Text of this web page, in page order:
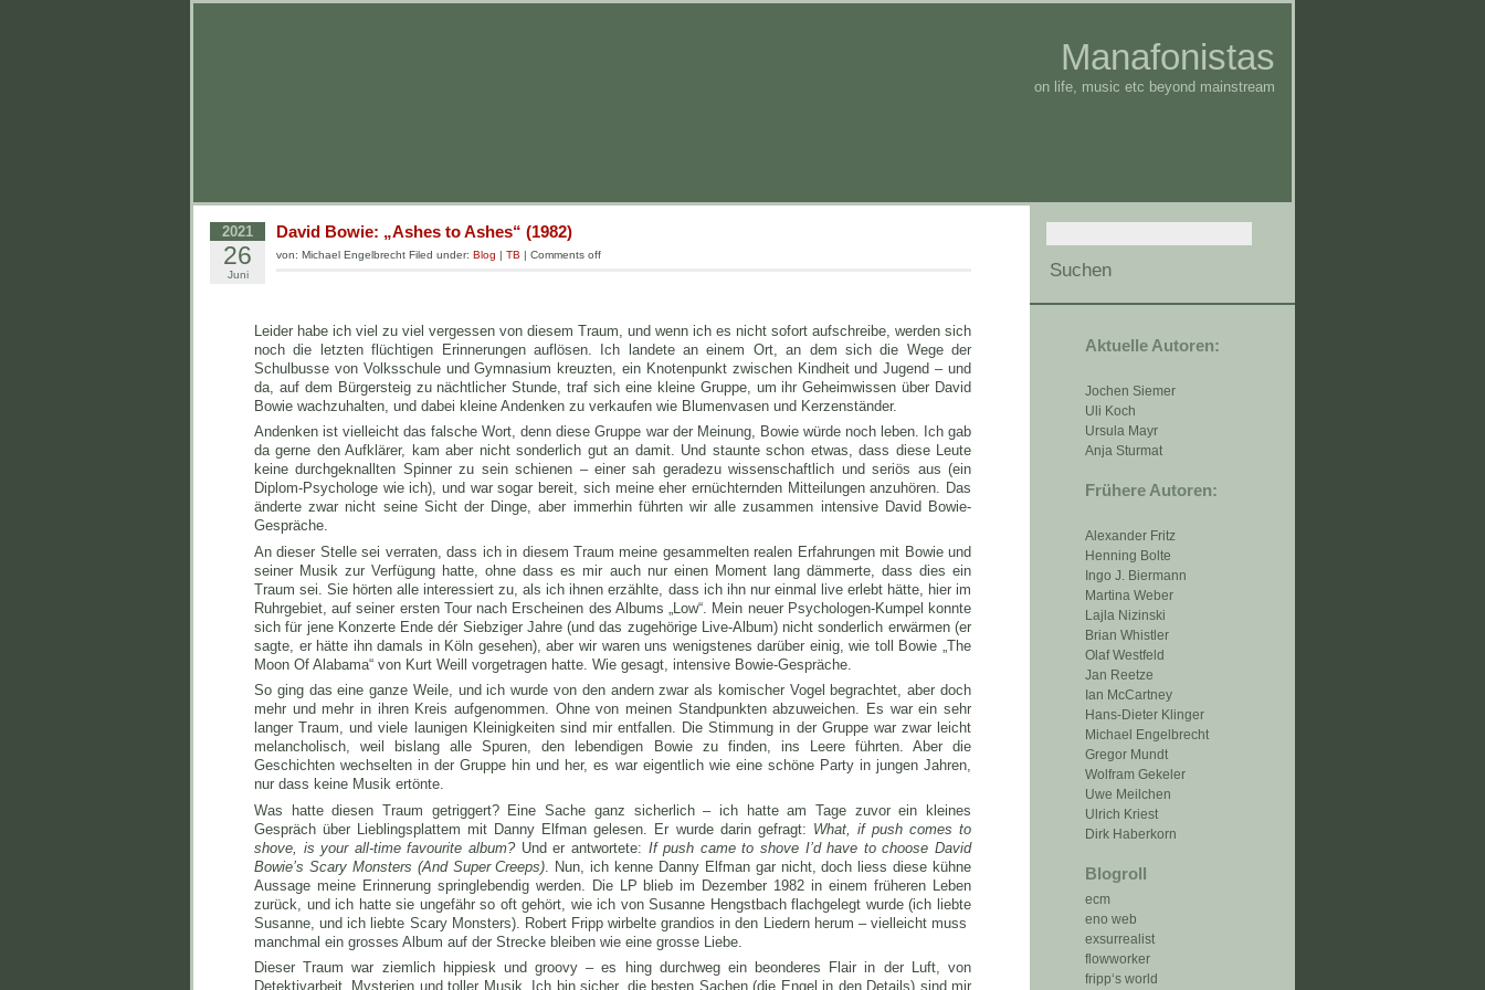
Manafonistas
on life, music etc beyond mainstream
Aktuelle Autoren:
Jochen Siemer
Uli Koch
Ursula Mayr
Anja Sturmat
Frühere Autoren:
Alexander Fritz
Henning Bolte
Ingo J. Biermann
Martina Weber
Lajla Nizinski
Brian Whistler
Olaf Westfeld
Jan Reetze
Ian McCartney
Hans-Dieter Klinger
Michael Engelbrecht
Gregor Mundt
Wolfram Gekeler
Uwe Meilchen
Ulrich Kriest
Dirk Haberkorn
Blogroll
ecm
eno web
exsurrealist
flowworker
fripp‘s world
2021
26
Juni
David Bowie: „Ashes to Ashes“ (1982)
von: Michael Engelbrecht Filed under: Blog | TB | Comments off
Leider habe ich viel zu viel vergessen von diesem Traum, und wenn ich es nicht sofort aufschreibe, werden sich
noch die letzten flüchtigen Erinnerungen auflösen. Ich landete an einem Ort, an dem sich die Wege der
Schulbusse von Volksschule und Gymnasium kreuzten, ein Knotenpunkt zwischen Kindheit und Jugend – und
da, auf dem Bürgersteig zu nächtlicher Stunde, traf sich eine kleine Gruppe, um ihr Geheimwissen über David
Bowie wachzuhalten, und dabei kleine Andenken zu verkaufen wie Blumenvasen und Kerzenständer.
Andenken ist vielleicht das falsche Wort, denn diese Gruppe war der Meinung, Bowie würde noch leben. Ich gab
da gerne den Aufklärer, kam aber nicht sonderlich gut an damit. Und staunte schon etwas, dass diese Leute
keine durchgeknallten Spinner zu sein schienen – einer sah geradezu wissenschaftlich und seriös aus (ein
Diplom-Psychologe wie ich), und war sogar bereit, sich meine eher ernüchternden Mitteilungen anzuhören. Das
änderte zwar nicht seine Sicht der Dinge, aber immerhin führten wir alle zusammen intensive David Bowie-
Gespräche.
An dieser Stelle sei verraten, dass ich in diesem Traum meine gesammelten realen Erfahrungen mit Bowie und
seiner Musik zur Verfügung hatte, ohne dass es mir auch nur einen Moment lang dämmerte, dass dies ein
Traum sei. Sie hörten alle interessiert zu, als ich ihnen erzählte, dass ich ihn nur einmal live erlebt hätte, hier im
Ruhrgebiet, auf seiner ersten Tour nach Erscheinen des Albums „Low“. Mein neuer Psychologen-Kumpel konnte
sich für jene Konzerte Ende dér Siebziger Jahre (und das zugehörige Live-Album) nicht sonderlich erwärmen (er
sagte, er hätte ihn damals in Köln gesehen), aber wir waren uns wenigstenes darüber einig, wie toll Bowie „The
Moon Of Alabama“ von Kurt Weill vorgetragen hatte. Wie gesagt, intensive Bowie-Gespräche.
So ging das eine ganze Weile, und ich wurde von den andern zwar als komischer Vogel begrachtet, aber doch
mehr und mehr in ihren Kreis aufgenommen. Ohne von meinen Standpunkten abzuweichen. Es war ein sehr
langer Traum, und viele launigen Kleinigkeiten sind mir entfallen. Die Stimmung in der Gruppe war zwar leicht
melancholisch, weil bislang alle Spuren, den lebendigen Bowie zu finden, ins Leere führten. Aber die
Geschichten wechselten in der Gruppe hin und her, es war eigentlich wie eine schöne Party in jungen Jahren,
nur dass keine Musik ertönte.
Was hatte diesen Traum getriggert? Eine Sache ganz sicherlich – ich hatte am Tage zuvor ein kleines
Gespräch über Lieblingsplattem mit Danny Elfman gelesen. Er wurde darin gefragt: What, if push comes to
shove, is your all-time favourite album?Und er antwortete: If push came to shove I’d have to choose David
Bowie’s Scary Monsters (And Super Creeps) . Nun, ich kenne Danny Elfman gar nicht, doch liess diese kühne
Aussage meine Erinnerung springlebendig werden. Die LP blieb im Dezember 1982 in einem früheren Leben
zurück, und ich hatte sie ungefähr so oft gehört, wie ich von Susanne Hengstbach flachgelegt wurde (ich liebte
Susanne, und ich liebte Scary Monsters). Robert Fripp wirbelte grandios in den Liedern herum – vielleicht muss
manchmal ein grosses Album auf der Strecke bleiben wie eine grosse Liebe.
Dieser Traum war ziemlich hippiesk und groovy – es hing durchweg ein beonderes Flair in der Luft, von
Detektivarbeit, Mysterien und toller Musik. Ich bin sicher, die besten Sachen (die Engel in den Details) sind mir